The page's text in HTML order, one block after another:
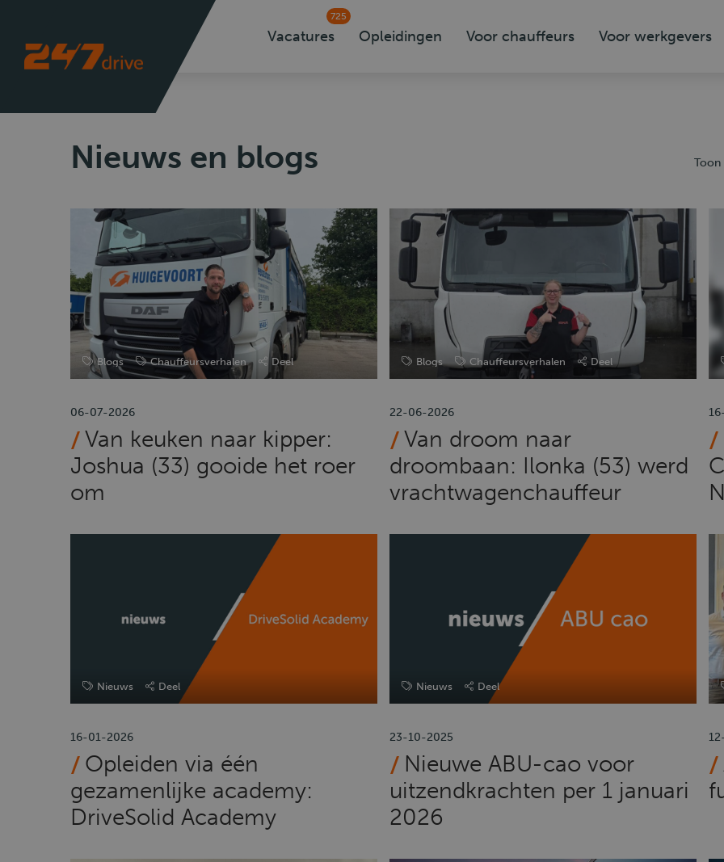
Vacatures
725
Opleidingen Voor chauffeurs Voor werkgevers
Nieuws en blogs Toon
Blogs Chauffeursverhalen Deel
06-07-2026
Van keuken naar kipper:
Joshua (33) gooide het roer
om
Blogs Chauffeursverhalen Deel
22-06-2026
Van droom naar
droombaan: Ilonka (53) werd
vrachtwagenchauffeur
Nieuws Deel
16-01-2026
Opleiden via één
gezamenlijke academy:
DriveSolid Academy
Nieuws Deel
23-10-2025
Nieuwe ABU-cao voor
uitzendkrachten per 1 januari
2026